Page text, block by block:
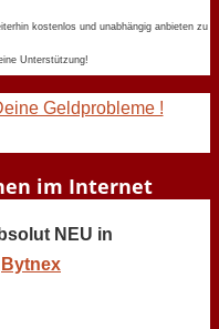
kostenlos und unabhängig anbieten zu
Unterstützung!
Geldprobleme !
im Internet
NEU in
Bytnex